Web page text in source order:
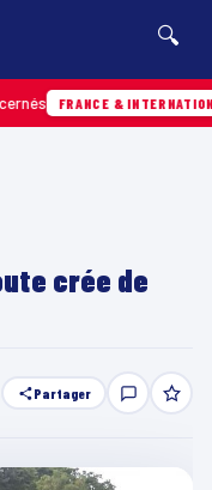
🔍
FRANCE & INTERNATIONALE
crée de
Partager